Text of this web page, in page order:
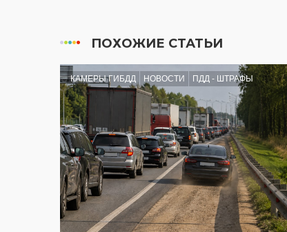
ПОХОЖИЕ СТАТЬИ
КАМЕРЫ ГИБДД НОВОСТИ ПДД - ШТРАФЫ